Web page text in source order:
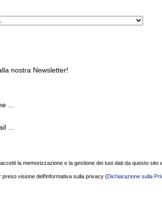
nostra Newsletter!
la memorizzazione e la gestione dei tuoi dati da questo sito
preso visione dell'informativa sulla privacy (Dichiarazione sulla